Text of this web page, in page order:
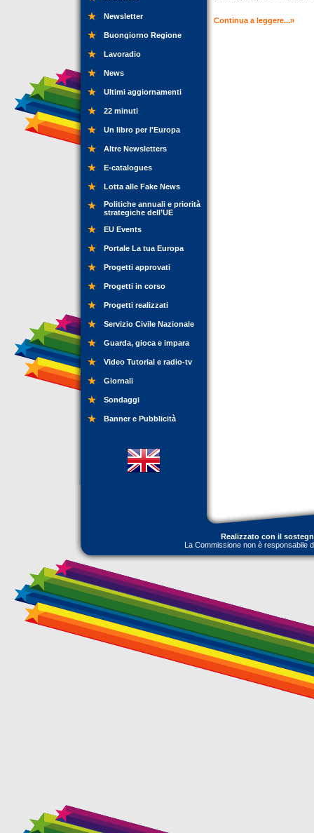
Newsletter
Buongiorno Regione
Lavoradio
News
Ultimi aggiornamenti
22 minuti
Un libro per l'Europa
Altre Newsletters
E-catalogues
Lotta alle Fake News
Politiche annuali e priorità
strategiche dell’UE
EU Events
Portale La tua Europa
Progetti approvati
Progetti in corso
Progetti realizzati
Servizio Civile Nazionale
Guarda, gioca e impara
Video Tutorial e radio-tv
Giornali
Sondaggi
Banner e Pubblicità
Continua a leggere...»
Realizzato con il
La Commissione non è responsabile